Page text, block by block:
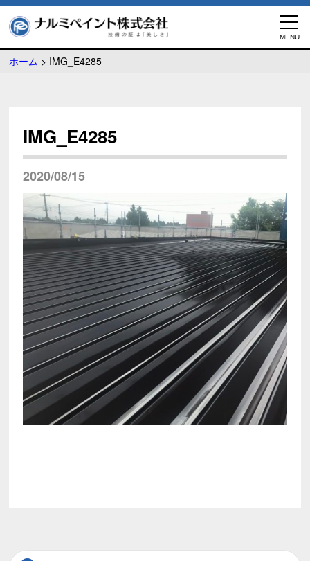
ホーム > IMG_E4285
IMG_E4285
2020/08/15